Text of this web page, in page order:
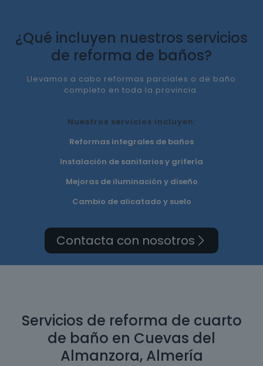
¿Qué incluyen nuestros servicios
de reforma de baños?
Llevamos a cabo reformas parciales o de baño
completo en toda la provincia.
Nuestros servicios incluyen:
Reformas integrales de baños
Instalación de sanitarios y grifería
Mejoras de iluminación y diseño
Cambio de alicatado y suelo
Contacta con nosotros
Servicios de reforma de cuarto
de baño en Cuevas del
Almanzora, Almería